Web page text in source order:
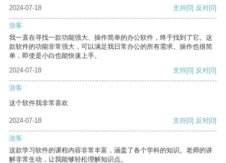
2024-07-18 支持[0] 反对[0]
游客
我一直在寻找一款功能强大、操作简单的办公软件，终于找到了它。这
款软件的功能非常强大，可以满足我日常办公的所有需求。操作也很简
单，即使是小白也能快速上手。
2024-07-18
支持[0] 反对[0]
游客
这个软件我非常喜欢
2024-07-18 支持[0] 反对[0]
游客
这款学习软件的课程内容非常丰富，涵盖了各个学科的知识。老师的讲
解非常生动，让我能够轻松理解知识点。